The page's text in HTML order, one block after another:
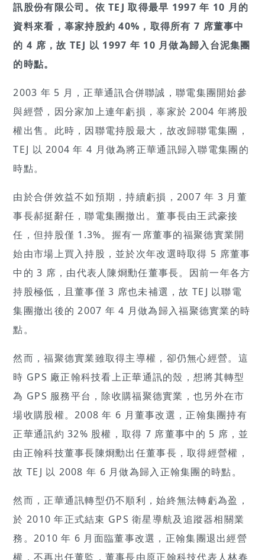
訊股份有限公司。依 TEJ 取得最早 1997 年 10 月的
資料來看，辜家持股約 40%，取得所有 7 席董事中
的 4 席，故 TEJ 以 1997 年 10 月做為歸入台泥集團
的時點。
2003 年 5 月，正華通訊合併聯誠，聯電集團開始參
與經營，因分家加上連年虧損，辜家於 2004 年將股
權出售。此時，因聯電持股最大，故改歸聯電集團，
TEJ 以 2004 年 4 月做為將正華通訊歸入聯電集團的
時點。
由於合併效益不如預期，持續虧損，2007 年 3 月董
事長郝挺辭任，聯電集團撤出。董事長由王武豪接
任，但持股僅 1.3%。握有一席董事的福聚德實業開
始由市場上買入持股，並於次年改選時取得 5 席董事
中的 3 席，由代表人陳烱勳任董事長。因前一年各方
持股極低，且董事僅 3 席也未補選，故 TEJ 以聯電
集團撤出後的 2007 年 4 月做為歸入福聚德實業的時
點。
然而，福聚德實業雖取得主導權，卻仍無心經營。這
時 GPS 廠正翰科技看上正華通訊的殼，想將其轉型
為 GPS 服務平台，除收購福聚德實業，也另外在市
場收購股權。2008 年 6 月董事改選，正翰集團持有
正華通訊約 32% 股權，取得 7 席董事中的 5 席，並
由正翰科技董事長陳烱勳出任董事長，取得經營權，
故 TEJ 以 2008 年 6 月做為歸入正翰集團的時點。
然而，正華通訊轉型仍不順利，始終無法轉虧為盈，
於 2010 年正式結束 GPS 衛星導航及追蹤器相關業
務。2010 年 6 月面臨董事改選，正翰集團退出經營
權，不再出任董監，董事長由原正翰科技代表人林春